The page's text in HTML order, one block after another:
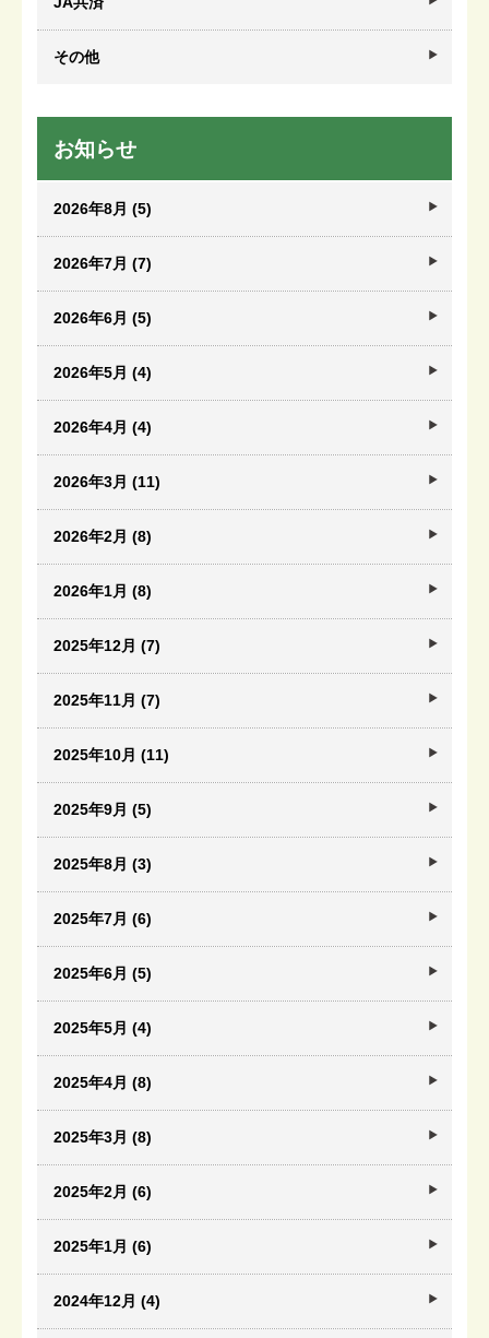
その他
お知らせ
2026年8月 (5)
2026年7月 (7)
2026年6月 (5)
2026年5月 (4)
2026年4月 (4)
2026年3月 (11)
2026年2月 (8)
2026年1月 (8)
2025年12月 (7)
2025年11月 (7)
2025年10月 (11)
2025年9月 (5)
2025年8月 (3)
2025年7月 (6)
2025年6月 (5)
2025年5月 (4)
2025年4月 (8)
2025年3月 (8)
2025年2月 (6)
2025年1月 (6)
2024年12月 (4)